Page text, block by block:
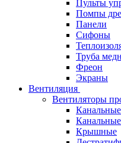
Пульты
Помпы
Панели
Сифоны
Труба
Фреон
Экраны
Вентиляция
Вентиляторы
Крышные